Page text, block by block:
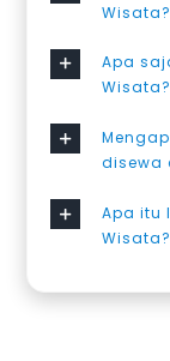
Wisata?
Apa
Wisata?
disewa
Apa itu
Wisata?